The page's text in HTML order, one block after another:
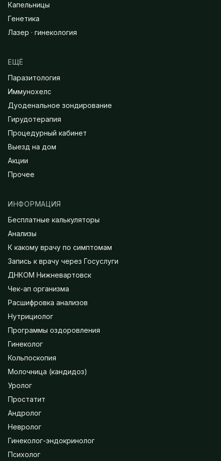
Капельницы
Генетика
Лазер · гинекология
ЕЩЁ
Паразитология
Иммунохелс
Дуоденальное зондирование
Гирудотерапия
Процедурный кабинет
Выезд на дом
Акции
Прочее
ИНФОРМАЦИЯ
Бесплатные калькуляторы
Анализы
К какому врачу по симптомам
Запись к врачу через Госуслуги
ДНКОМ Нижневартовск
Чек-ап организма
Расшифровка анализов
Нутрициолог
Программы оздоровления
Гинеколог
Кольпоскопия
Молочница (кандидоз)
Уролог
Простатит
Андролог
Невролог
Гинеколог-эндокринолог
Психолог